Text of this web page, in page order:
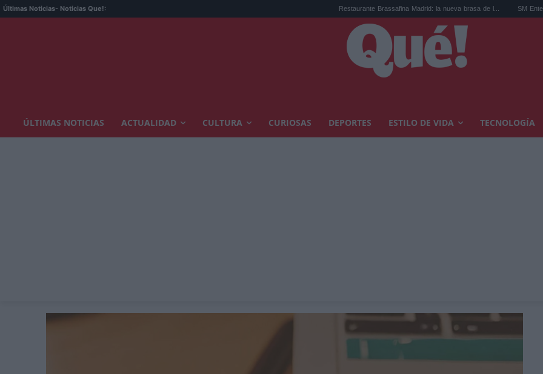
Últimas Noticias- Noticias Que!: Restaurante Brassafina Madrid: la nueva brasa de l... SM Entertainment
ÚLTIMAS NOTICIAS ACTUALIDAD CULTURA CURIOSAS DEPORTES ESTILO DE VIDA TECNOLOGÍA